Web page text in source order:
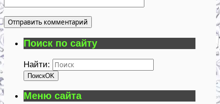
Поиск по сайту
Найти:
ПоискOK
Меню сайта